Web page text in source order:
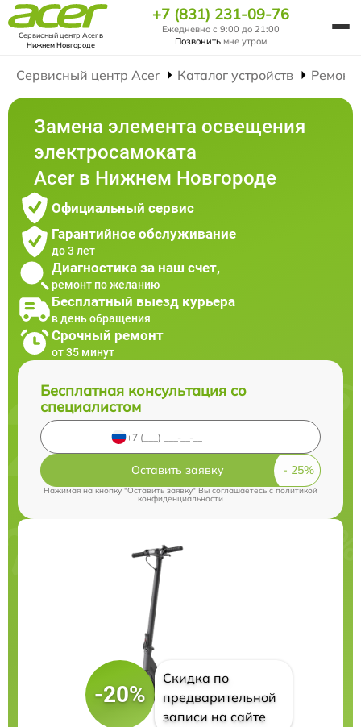
Сервисный центр Acerв
Нижнем Новгороде
+7 (831) 231-09-76
Ежедневно с 9:00 до 21:00
Позвонить мне утром
Сервисный центр Acer Каталог устройств Ремонт
Замена элемента освещения
электросамоката
Acer в Нижнем Новгороде
Официальный сервис
Гарантийное обслуживание
до 3 лет
Диагностика за наш счет,
ремонт по желанию
Бесплатный выезд курьера
в день обращения
Срочный ремонт
от 35 минут
Бесплатная консультация со
специалистом
Оставить заявку
Нажимая на кнопку "Оставить заявку" Вы соглашаетесь cполитикой
конфиденциальности
-20%
Скидка по
предварительной
записи на сайте